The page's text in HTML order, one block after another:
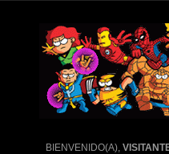
BIENVENIDO(A),